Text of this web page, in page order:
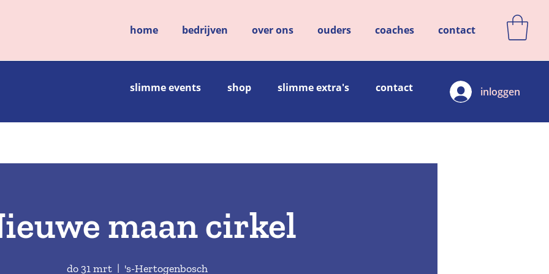
home bedrijven over ons ouders coaches contact
slimme events shop slimme extra's contact inloggen
maan cirkel
do 31 mrt
  |
's-Hertogenbosch